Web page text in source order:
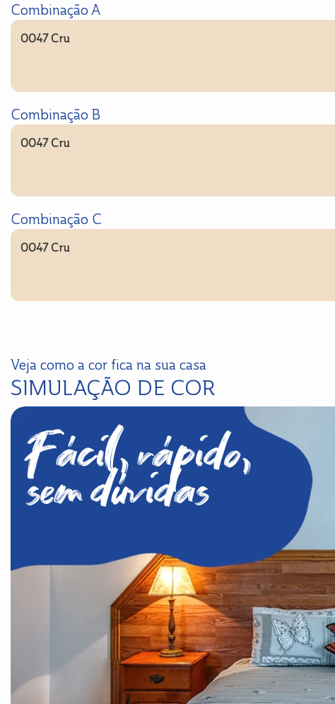
Combinação A
0047 Cru
Combinação B
0047 Cru
Combinação C
0047 Cru
Veja como a cor fica na sua casa
SIMULAÇÃO DE COR
Fácil, rápido,
sem dúvidas